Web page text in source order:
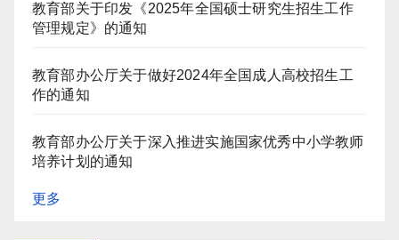
教育部关于印发《2025年全国硕士研究生招生工作
管理规定》的通知
教育部办公厅关于做好2024年全国成人高校招生工
作的通知
教育部办公厅关于深入推进实施国家优秀中小学教师
培养计划的通知
更多